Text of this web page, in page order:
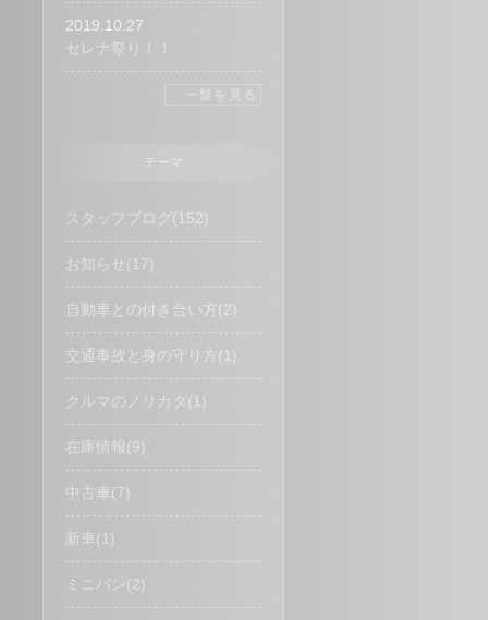
2019.10.27
セレナ祭り！！
一覧を見る
テーマ
スタッフブログ(152)
お知らせ(17)
自動車との付き合い方(2)
交通事故と身の守り方(1)
クルマのノリカタ(1)
在庫情報(9)
中古車(7)
新車(1)
ミニバン(2)